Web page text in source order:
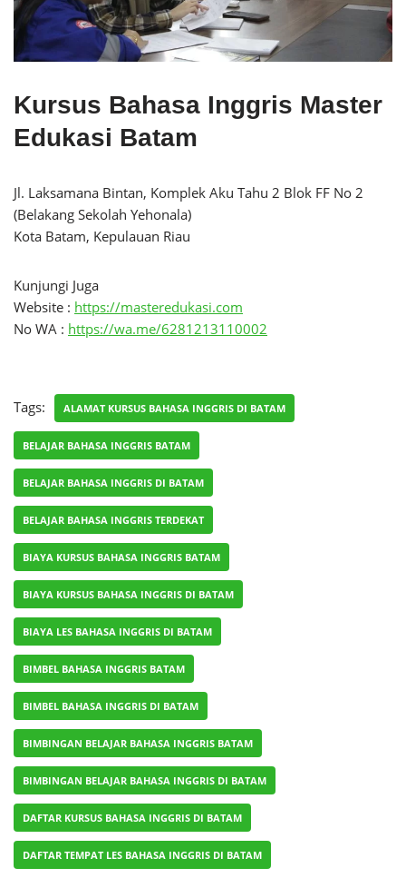
Kursus Bahasa Inggris Master
Edukasi Batam
Jl. Laksamana Bintan, Komplek Aku Tahu 2 Blok FF No 2
(Belakang Sekolah Yehonala)
Kota Batam, Kepulauan Riau
Kunjungi Juga
Website : https://masteredukasi.com
No WA : https://wa.me/6281213110002
Tags: ALAMAT KURSUS BAHASA INGGRIS DI BATAM
BELAJAR BAHASA INGGRIS BATAM
BELAJAR BAHASA INGGRIS DI BATAM
BELAJAR BAHASA INGGRIS TERDEKAT
BIAYA KURSUS BAHASA INGGRIS BATAM
BIAYA KURSUS BAHASA INGGRIS DI BATAM
BIAYA LES BAHASA INGGRIS DI BATAM
BIMBEL BAHASA INGGRIS BATAM
BIMBEL BAHASA INGGRIS DI BATAM
BIMBINGAN BELAJAR BAHASA INGGRIS BATAM
BIMBINGAN BELAJAR BAHASA INGGRIS DI BATAM
DAFTAR KURSUS BAHASA INGGRIS DI BATAM
DAFTAR TEMPAT LES BAHASA INGGRIS DI BATAM